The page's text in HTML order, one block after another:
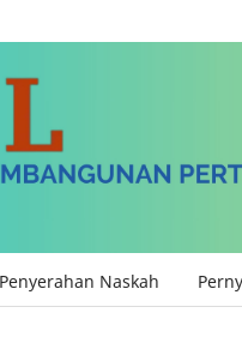
Penyerahan Naskah